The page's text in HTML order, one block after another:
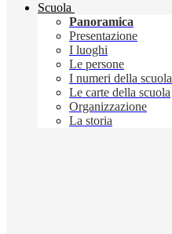
Scuola
Panoramica
Presentazione
I luoghi
Le persone
I numeri della scuola
Le carte della scuola
Organizzazione
La storia